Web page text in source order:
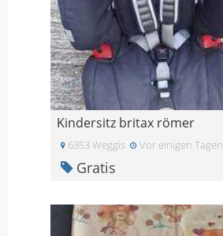
Kindersitz britax römer
6353 Weggis Vor einigen Tagen
Gratis